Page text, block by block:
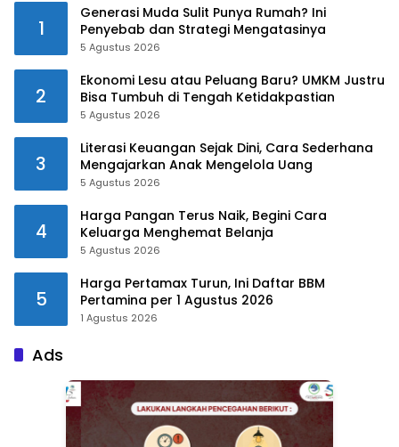
1
Generasi Muda Sulit Punya Rumah? Ini
Penyebab dan Strategi Mengatasinya
5 Agustus 2026
2
Ekonomi Lesu atau Peluang Baru? UMKM Justru
Bisa Tumbuh di Tengah Ketidakpastian
5 Agustus 2026
3
Literasi Keuangan Sejak Dini, Cara Sederhana
Mengajarkan Anak Mengelola Uang
5 Agustus 2026
4
Harga Pangan Terus Naik, Begini Cara
Keluarga Menghemat Belanja
5 Agustus 2026
5
Harga Pertamax Turun, Ini Daftar BBM
Pertamina per 1 Agustus 2026
1 Agustus 2026
Ads